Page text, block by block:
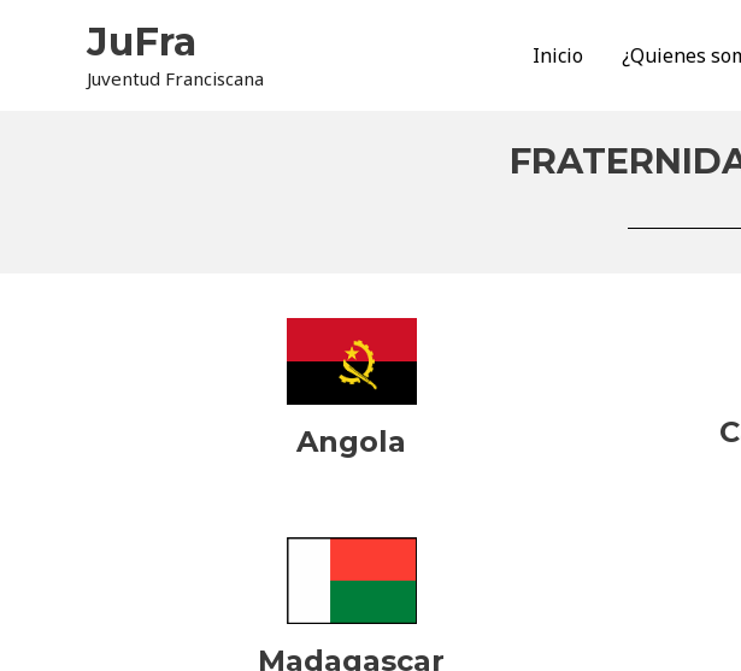
JuFra
Juventud Franciscana
Inicio ¿Quienes
Angola
Madagascar